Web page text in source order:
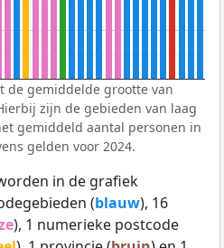
de gemiddelde grootte van
zijn de gebieden van laag
gemiddeld aantal personen in
gelden voor 2024.
in de grafiek
(blauw), 16
), 1 numerieke postcode